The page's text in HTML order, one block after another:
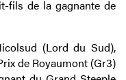
fils de la gagnante de
(Lord du Sud),
de Royaumont (Gr3)